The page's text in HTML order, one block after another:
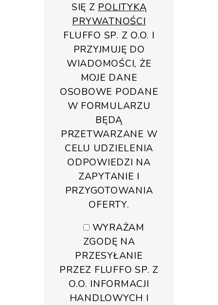
SIĘ Z POLITYKĄ
PRYWATNOŚCI
FLUFFO SP. Z O.O. I
PRZYJMUJĘ DO
WIADOMOŚCI, ŻE
MOJE DANE
OSOBOWE PODANE
W FORMULARZU
BĘDĄ
PRZETWARZANE W
CELU UDZIELENIA
ODPOWIEDZI NA
ZAPYTANIE I
PRZYGOTOWANIA
OFERTY.
WYRAŻAM
ZGODĘ NA
PRZESYŁANIE
PRZEZ FLUFFO SP. Z
O.O. INFORMACJI
HANDLOWYCH I